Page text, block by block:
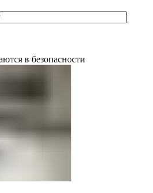
в безопасности